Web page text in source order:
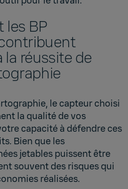
les BP
réussite de
le capteur choisi
la qualité de vos
capacité à défendre ces
Bien que les
jetables puissent être
souvent des risques qui
réalisées.